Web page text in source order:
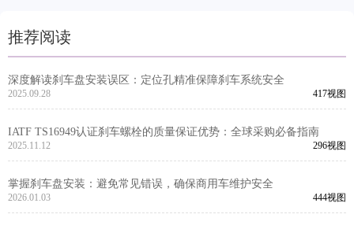
推荐阅读
深度解读刹车盘安装误区：定位孔精准保障刹车系统安全
2025.09.28 417视图
IATF TS16949认证刹车螺栓的质量保证优势：全球采购必备指南
2025.11.12 296视图
掌握刹车盘安装：避免常见错误，确保商用车维护安全
2026.01.03 444视图